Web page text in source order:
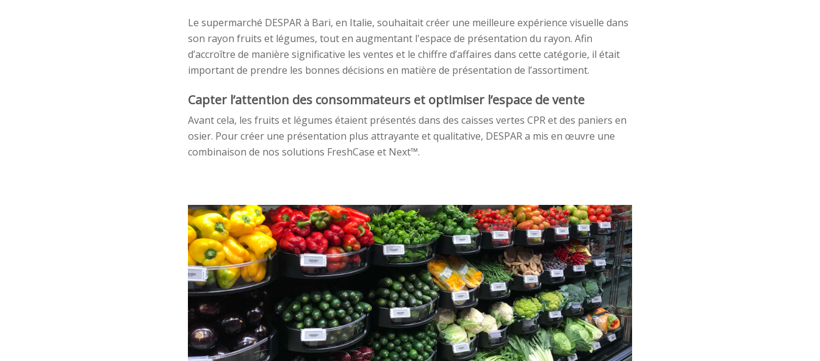
Le supermarché DESPAR à Bari, en Italie, souhaitait créer une meilleure expérience visuelle dans
son rayon fruits et légumes, tout en augmentant l'espace de présentation du rayon. Afin
d’accroître de manière significative les ventes et le chiffre d’affaires dans cette catégorie, il était
important de prendre les bonnes décisions en matière de présentation de l’assortiment.
Capter l’attention des consommateurs et optimiser l’espace de vente
Avant cela, les fruits et légumes étaient présentés dans des caisses vertes CPR et des paniers en
osier. Pour créer une présentation plus attrayante et qualitative, DESPAR a mis en œuvre une
combinaison de nos solutions FreshCase et Next™.